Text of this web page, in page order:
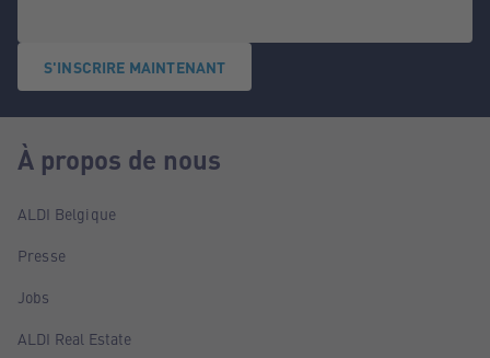
S'INSCRIRE MAINTENANT
À propos de nous
ALDI Belgique
Presse
Jobs
ALDI Real Estate